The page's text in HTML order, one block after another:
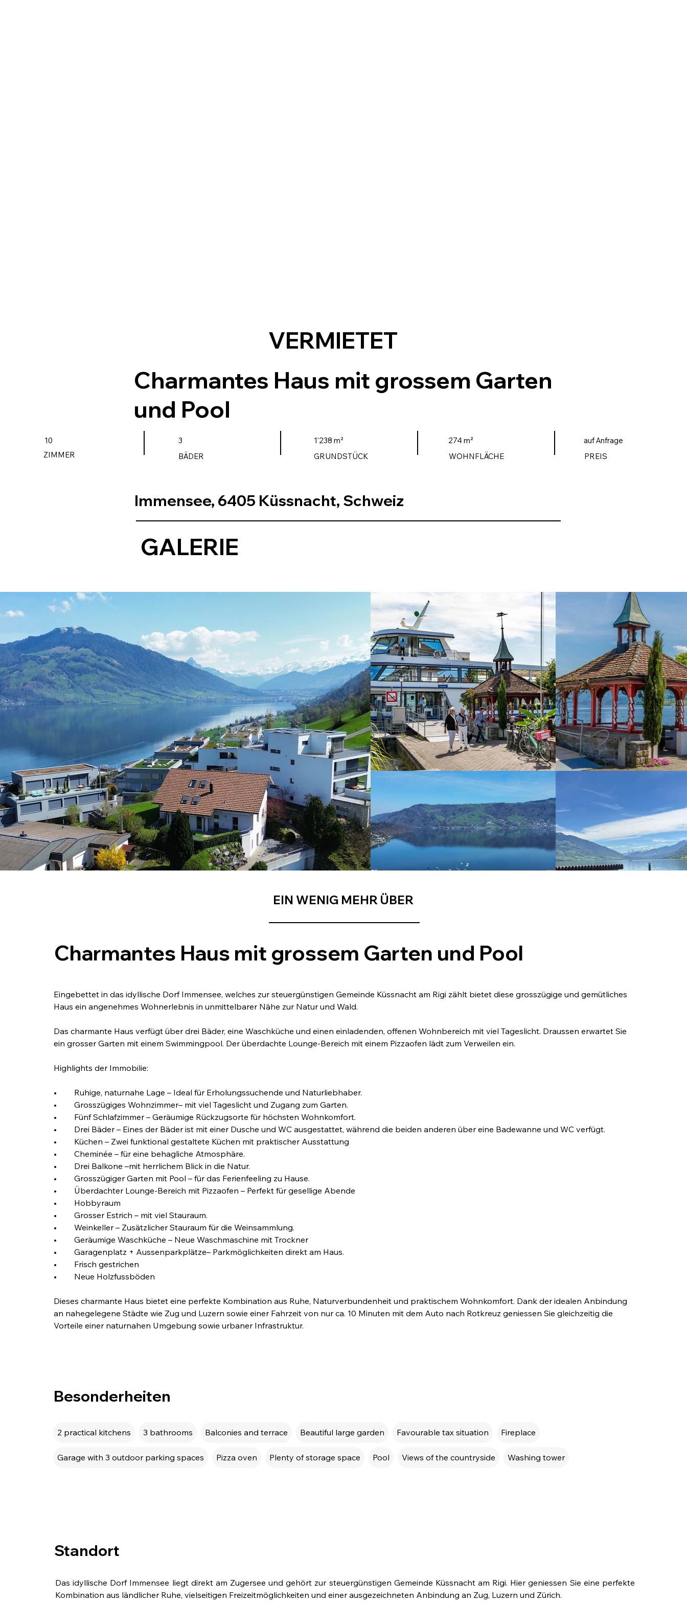
EIN WENIG MEHR ÜBER
Charmantes Haus mit grossem Garten und Pool
Eingebettet in das idyllische Dorf Immensee, welches zur steuergünstigen Gemeinde Küssnacht am Rigi zählt bietet diese grosszügige und gemütliches
Haus ein angenehmes Wohnerlebnis in unmittelbarer Nähe zur Natur und Wald.
Das charmante Haus verfügt über drei Bäder, eine Waschküche und einen einladenden, offenen Wohnbereich mit viel Tageslicht. Draussen erwartet Sie
ein grosser Garten mit einem Swimmingpool. Der überdachte Lounge-Bereich mit einem Pizzaofen lädt zum Verweilen ein.
Highlights der Immobilie:
•	Ruhige, naturnahe Lage – Ideal für Erholungssuchende und Naturliebhaber.
•	Grosszügiges Wohnzimmer– mit viel Tageslicht und Zugang zum Garten.
•	Fünf Schlafzimmer – Geräumige Rückzugsorte für höchsten Wohnkomfort.
•	Drei Bäder – Eines der Bäder ist mit einer Dusche und WC ausgestattet, während die beiden anderen über eine Badewanne und WC verfügt.
•	Küchen – Zwei funktional gestaltete Küchen mit praktischer Ausstattung
•	Cheminée – für eine behagliche Atmosphäre.
•	Drei Balkone –mit herrlichem Blick in die Natur.
•	Grosszügiger Garten mit Pool – für das Ferienfeeling zu Hause.
•	Überdachter Lounge-Bereich mit Pizzaofen – Perfekt für gesellige Abende
•	Hobbyraum
•	Grosser Estrich – mit viel Stauraum.
•	Weinkeller – Zusätzlicher Stauraum für die Weinsammlung.
•	Geräumige Waschküche – Neue Waschmaschine mit Trockner
•	Garagenplatz + Aussenparkplätze– Parkmöglichkeiten direkt am Haus.
•	Frisch gestrichen
•	Neue Holzfussböden
Dieses charmante Haus bietet eine perfekte Kombination aus Ruhe, Naturverbundenheit und praktischem Wohnkomfort. Dank der idealen Anbindung
an nahegelegene Städte wie Zug und Luzern sowie einer Fahrzeit von nur ca. 10 Minuten mit dem Auto nach Rotkreuz geniessen Sie gleichzeitig die
Vorteile einer naturnahen Umgebung sowie urbaner Infrastruktur.
Besonderheiten
2 practical kitchens 3 bathrooms Balconies and terrace Beautiful large garden Favourable tax situation Fireplace
Garage with 3 outdoor parking spaces Pizza oven Plenty of storage space Pool Views of the countryside Washing tower
Standort
Das idyllische Dorf Immensee liegt direkt am Zugersee und gehört zur steuergünstigen Gemeinde Küssnacht am Rigi. Hier geniessen Sie eine perfekte
Kombination aus ländlicher Ruhe, vielseitigen Freizeitmöglichkeiten und einer ausgezeichneten Anbindung an Zug, Luzern und Zürich.
Immensee, 6405 Küssnacht, Schweiz
GALERIE
10 3 1'238 m²
274 m²
ZIMMER
BÄDER GRUNDSTÜCK WOHNFLÄCHE PREIS
auf Anfrage
VERMIETET
Charmantes Haus mit grossem Garten
und Pool